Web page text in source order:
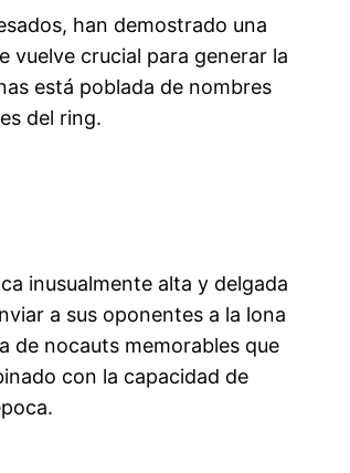
han demostrado una
vuelve crucial para generar la
está poblada de nombres
del ring.
inusualmente alta y delgada
a sus oponentes a la lona
de nocauts memorables que
con la capacidad de